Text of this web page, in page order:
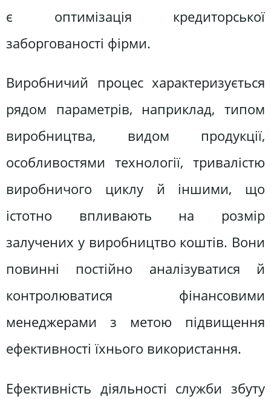
є оптимізація кредиторської
заборгованості фірми.
Виробничий процес характеризується
рядом параметрів, наприклад, типом
виробництва, видом продукції,
особливостями технології, тривалістю
виробничого циклу й іншими, що
істотно впливають на розмір
залучених у виробництво коштів. Вони
повинні постійно аналізуватися й
контролюватися фінансовими
менеджерами з метою підвищення
ефективності їхнього використання.
Ефективність діяльності служби збуту